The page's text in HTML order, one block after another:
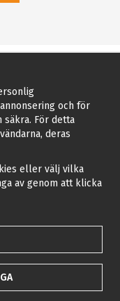
och för
För detta
deras
eller välj vilka
av genom att klicka